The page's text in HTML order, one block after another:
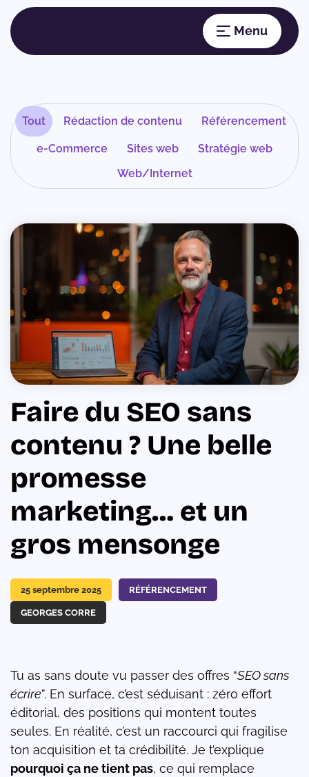
Tout Rédaction de contenu Référencement
e-Commerce Sites web
Stratégie web
Web/Internet
Faire du SEO sans
contenu ? Une belle
promesse
marketing… et un
gros mensonge
GEORGES CORRE
RÉFÉRENCEMENT
25 septembre 2025
Tu as sans doute vu passer des offres “SEO sans
écrire”. En surface, c’est séduisant : zéro effort
éditorial, des positions qui montent toutes
seules. En réalité, c’est un raccourci qui fragilise
ton acquisition et ta crédibilité. Je t’explique
pourquoi ça ne tient pas, ce qui remplace